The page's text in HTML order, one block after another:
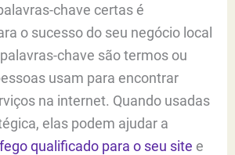
chave certas é
o sucesso do seu negócio local
chave são termos ou
usam para encontrar
na internet. Quando usadas
elas podem ajudar a
qualificado para o seu site e